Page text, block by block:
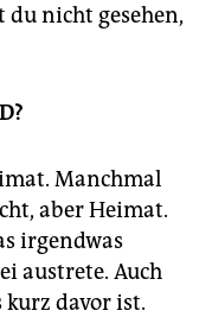
nicht gesehen,
Manchmal
aber Heimat.
irgendwas
austrete. Auch
kurz davor ist.